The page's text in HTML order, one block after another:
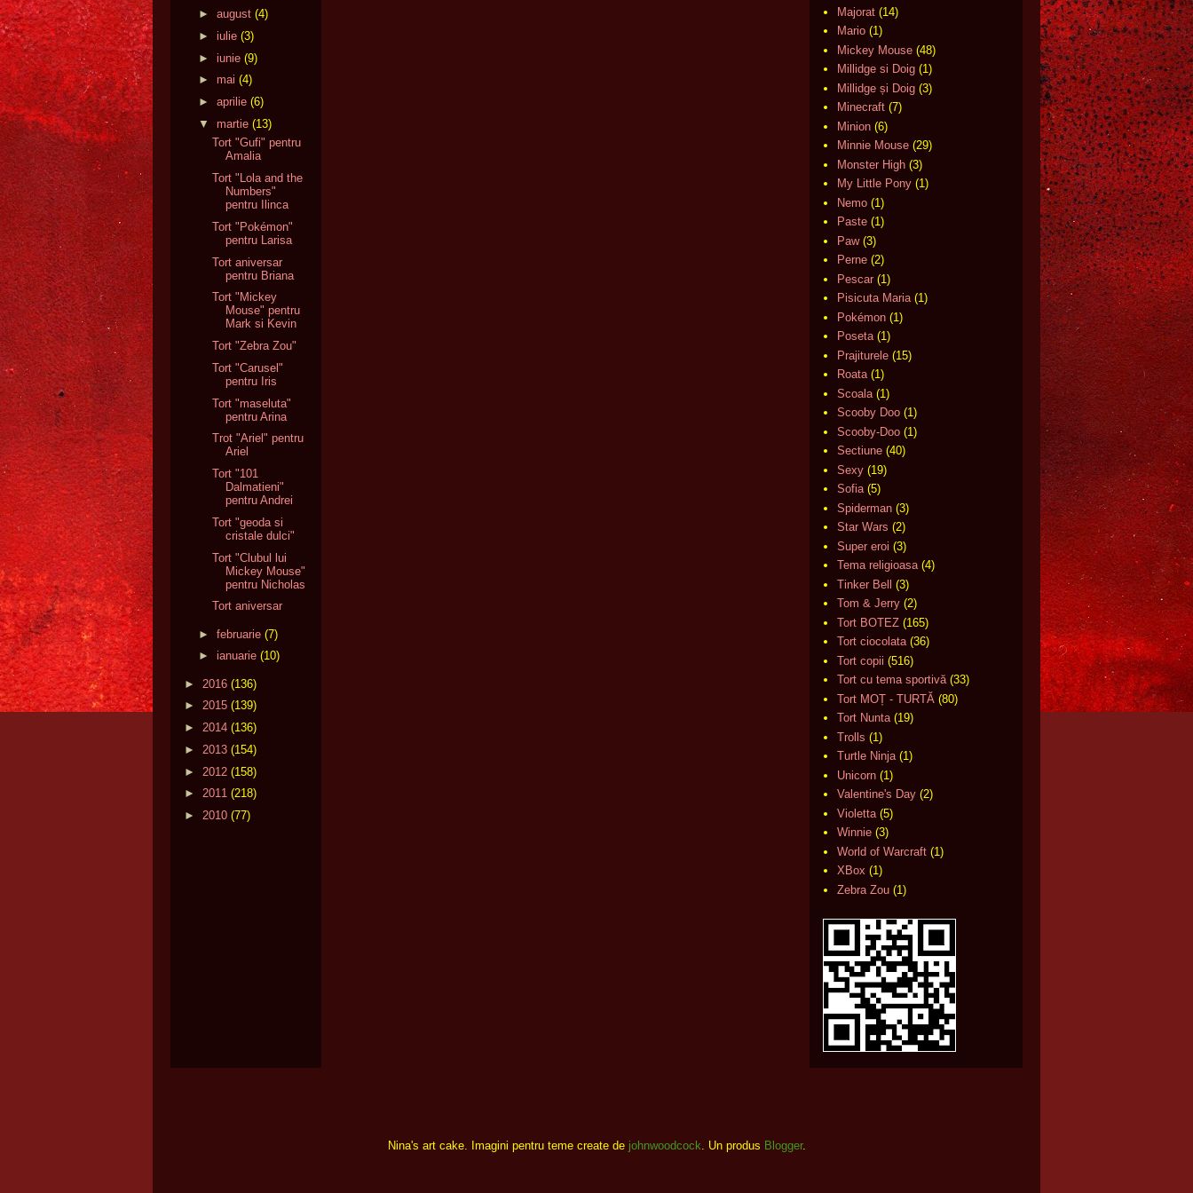
► august (4)
► iulie (3)
► iunie (9)
► mai (4)
► aprilie (6)
▼
martie (13)
Tort "Gufi" pentru
Amalia
Tort "Lola and the
Numbers"
pentru Ilinca
Tort "Pokémon"
pentru Larisa
Tort aniversar
pentru Briana
Tort "Mickey
Mouse" pentru
Mark si Kevin
Tort "Zebra Zou"
Tort "Carusel"
pentru Iris
Tort "maseluta"
pentru Arina
Trot "Ariel" pentru
Ariel
Tort "101
Dalmatieni"
pentru Andrei
Tort "geoda si
cristale dulci"
Tort "Clubul lui
Mickey Mouse"
pentru Nicholas
Tort aniversar
► februarie (7)
► ianuarie (10)
► 2016 (136)
► 2015 (139)
► 2014 (136)
► 2013 (154)
► 2012 (158)
► 2011 (218)
► 2010 (77)
Majorat (14)
Mario (1)
Mickey Mouse (48)
Millidge si Doig (1)
Millidge și Doig (3)
Minecraft (7)
Minion (6)
Minnie Mouse (29)
Monster High (3)
My Little Pony (1)
Nemo (1)
Paste (1)
Paw (3)
Perne (2)
Pescar (1)
Pisicuta Maria (1)
Pokémon (1)
Poseta (1)
Prajiturele (15)
Roata (1)
Scoala (1)
Scooby Doo (1)
Scooby-Doo (1)
Sectiune (40)
Sexy (19)
Sofia (5)
Spiderman (3)
Star Wars (2)
Super eroi (3)
Tema religioasa (4)
Tinker Bell
(3)
Tom & Jerry (2)
Tort BOTEZ (165)
Tort ciocolata (36)
Tort copii (516)
Tort cu tema sportivă (33)
Tort MOȚ - TURTĂ (80)
Tort Nunta (19)
Trolls (1)
Turtle Ninja (1)
Unicorn (1)
Valentine's Day (2)
Violetta (5)
Winnie (3)
World of Warcraft (1)
XBox (1)
Zebra Zou (1)
Nina's art cake. Imagini pentru teme create de johnwoodcock. Un produs Blogger.